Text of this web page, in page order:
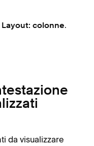
Layout: colonne.
da visualizzare